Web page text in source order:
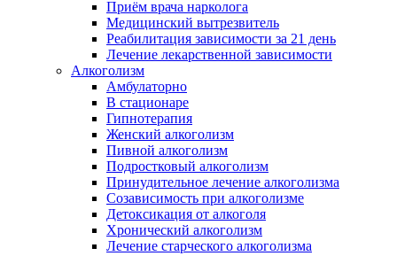
Приём врача нарколога
Медицинский вытрезвитель
Реабилитация зависимости за 21 день
Лечение лекарственной зависимости
Алкоголизм
Амбулаторно
В стационаре
Гипнотерапия
Женский алкоголизм
Пивной алкоголизм
Подростковый алкоголизм
Принудительное лечение алкоголизма
Созависимость при алкоголизме
Детоксикация от алкоголя
Хронический алкоголизм
Лечение старческого алкоголизма